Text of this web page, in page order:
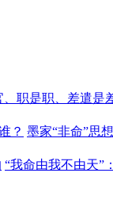
职是职、差遣是
？ 墨家“非命”思
“我命由我不由天”